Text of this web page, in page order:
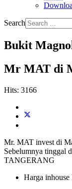
Search
Bukit
Mr MAT di
Hits: 3166
Mr. MAT invest di
Sebelumnya
TANGERANG
Harga inhouse